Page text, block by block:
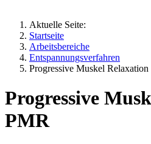
Aktuelle Seite:
Startseite
Arbeitsbereiche
Entspannungsverfahren
Progressive Muskel Relaxation
Progressive
PMR